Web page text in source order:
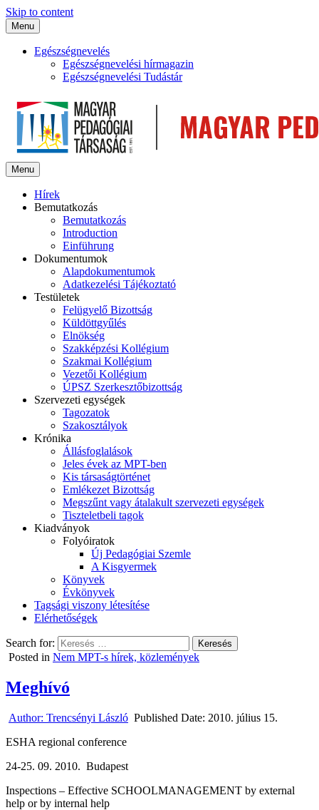
Skip to content
Menu
Egészségnevelés
Egészségnevelési hírmagazin
Egészségnevelési Tudástár
Menu
Hírek
Bemutatkozás
Bemutatkozás
Introduction
Einführung
Dokumentumok
Alapdokumentumok
Adatkezelési Tájékoztató
Testületek
Felügyelő Bizottság
Küldöttgyűlés
Elnökség
Szakképzési Kollégium
Szakmai Kollégium
Vezetői Kollégium
ÚPSZ Szerkesztőbizottság
Szervezeti egységek
Tagozatok
Szakosztályok
Krónika
Állásfoglalások
Jeles évek az MPT-ben
Kis társaságtörténet
Emlékezet Bizottság
Megszűnt vagy átalakult szervezeti egységek
Tiszteletbeli tagok
Kiadványok
Folyóiratok
Új Pedagógiai Szemle
A Kisgyermek
Könyvek
Évkönyvek
Tagsági viszony létesítése
Elérhetőségek
Search for:
Posted in Nem MPT-s hírek, közlemények
Meghívó
Author: Trencsényi László Published Date: 2010. július 15.
ESHA regional conference
24-25. 09. 2010. Budapest
Inspections – Effective SCHOOLMANAGEMENT by external
help or by internal help